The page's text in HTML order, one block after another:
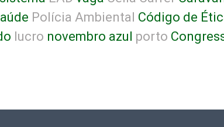
Polícia Ambiental Código de
lucro novembro azul porto